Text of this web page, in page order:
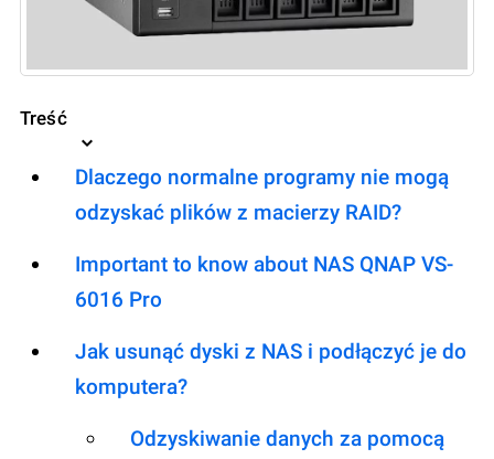
Treść
Dlaczego normalne programy nie mogą
odzyskać plików z macierzy RAID?
Important to know about NAS QNAP VS-
6016 Pro
Jak usunąć dyski z NAS i podłączyć je do
komputera?
Odzyskiwanie danych za pomocą